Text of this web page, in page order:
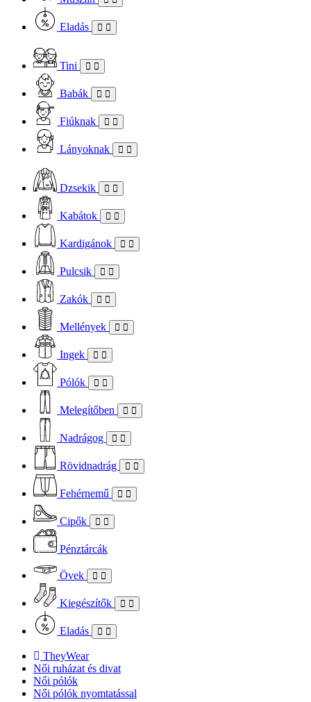
Eladás
Tini
Babák
Fiúknak
Lányoknak
Dzsekik
Kabátok
Kardigánok
Pulcsik
Zakók
Mellények
Ingek
Pólók
Melegítőben
Nadrágog
Rövidnadrág
Fehérnemű
Cipők
Pénztárcák
Övek
Kiegészítők
Eladás
TheyWear
Női ruházat és divat
Női pólók
Női pólók nyomtatással